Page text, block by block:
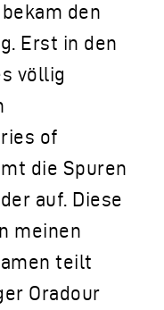
den
Erst in den
völlig
of
die Spuren
auf. Diese
meinen
teilt
Oradour